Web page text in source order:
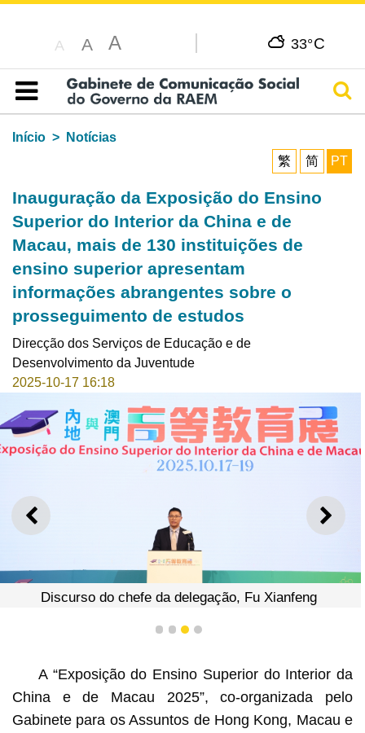
A A A 33°C
Índice
Início
Notícias
繁
简 PT
Inauguração da Exposição do Ensino
Superior do Interior da China e de
Macau, mais de 130 instituições de
ensino superior apresentam
informações abrangentes sobre o
prosseguimento de estudos
Direcção dos Serviços de Educação e de
Desenvolvimento da Juventude
2025-10-17 16:18
ANTERIOR
Discurso do chefe da delegação, Fu Xianfeng
1 2 3 4
A “Exposição do Ensino Superior do Interior da
China e de Macau 2025”, co-organizada pelo
Gabinete para os Assuntos de Hong Kong, Macau e